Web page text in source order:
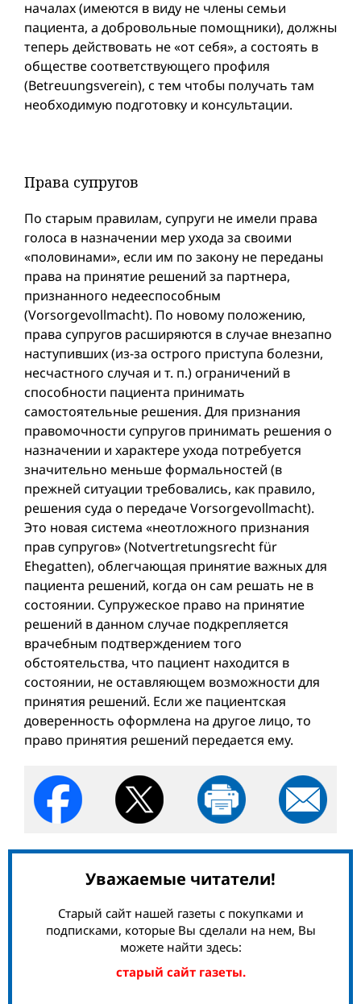
началах (имеются в виду не члены семьи
пациента, а добровольные помощники), должны
теперь действовать не «от себя», а состоять в
обществе соответствующего профиля
(Betreuungsverein), с тем чтобы получать там
необходимую подготовку и консультации.
Права супругов
По старым правилам, супруги не имели права
голоса в назначении мер ухода за своими
«половинами», если им по закону не переданы
права на принятие решений за партнера,
признанного недееспособным
(Vorsorgevollmacht). По новому положению,
права супругов расширяются в случае внезапно
наступивших (из-за острого приступа болезни,
несчастного случая и т. п.) ограничений в
способности пациента принимать
самостоятельные решения. Для признания
правомочности супругов принимать решения о
назначении и характере ухода потребуется
значительно меньше формальностей (в
прежней ситуации требовались, как правило,
решения суда о передаче Vorsorgevollmacht).
Это новая система «неотложного признания
прав супругов» (Notvertretungsrecht für
Ehegatten), облегчающая принятие важных для
пациента решений, когда он сам решать не в
состоянии. Супружеское право на принятие
решений в данном случае подкрепляется
врачебным подтверждением того
обстоятельства, что пациент находится в
состоянии, не оставляющем возможности для
принятия решений. Если же пациентская
доверенность оформлена на другое лицо, то
право принятия решений передается ему.
Уважаемые читатели!
Старый сайт нашей газеты с покупками и
подписками, которые Вы сделали на нем, Вы
можете найти здесь:
старый сайт газеты.